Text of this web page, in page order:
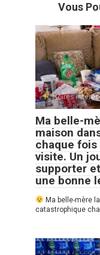
Vous
Histoires
Ma belle-
maison
chaque fois
visite. Un
supporter
une bonne
Ma belle-mère
catastrophique